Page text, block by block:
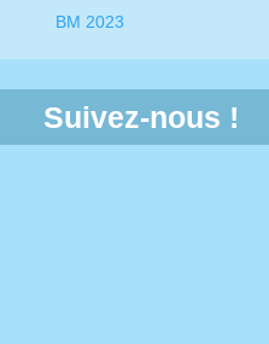
BM 2023
Suivez-nous !